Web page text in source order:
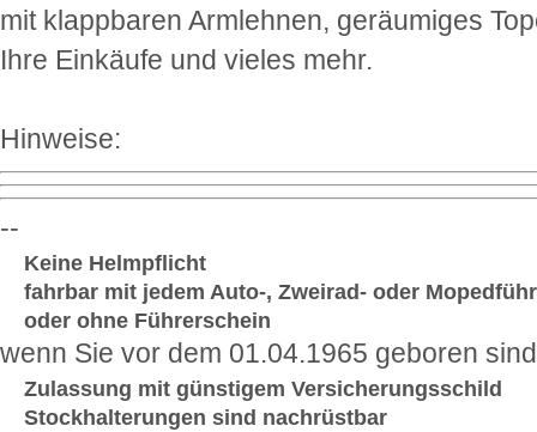
mit klappbaren Armlehnen, geräumiges
Ihre Einkäufe und vieles mehr.
Hinweise:
--
Keine Helmpflicht
fahrbar mit jedem Auto-, Zweirad- oder
oder ohne Führerschein
wenn Sie vor dem 01.04.1965 geboren sind
Zulassung mit günstigem Versicherungsschild
Stockhalterungen sind nachrüstbar